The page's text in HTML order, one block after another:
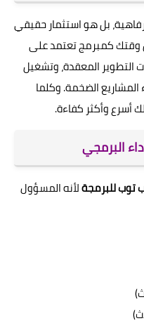
بل هو استثمار حقيقي
وقتك كمبرمج تعتمد على
التطوير المعقدة، وتشغيل
المشاريع الضخمة. وكلما
أسرع وأكثر كفاءة.
توب للبرمجةلأنه المسؤول